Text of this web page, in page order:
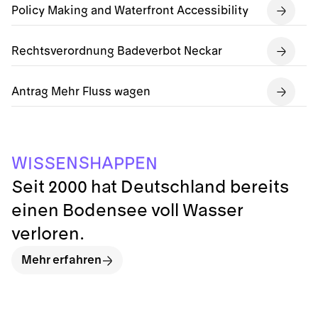
Policy Making and Waterfront Accessibility
Rechtsverordnung Badeverbot Neckar
Antrag Mehr Fluss wagen
W SS ENSHAP PEN
Seit 2000 hat Deutschland bereits
einen Bodensee voll Wasser
verloren.
Mehr erfahren